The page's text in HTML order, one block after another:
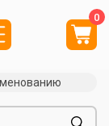
0